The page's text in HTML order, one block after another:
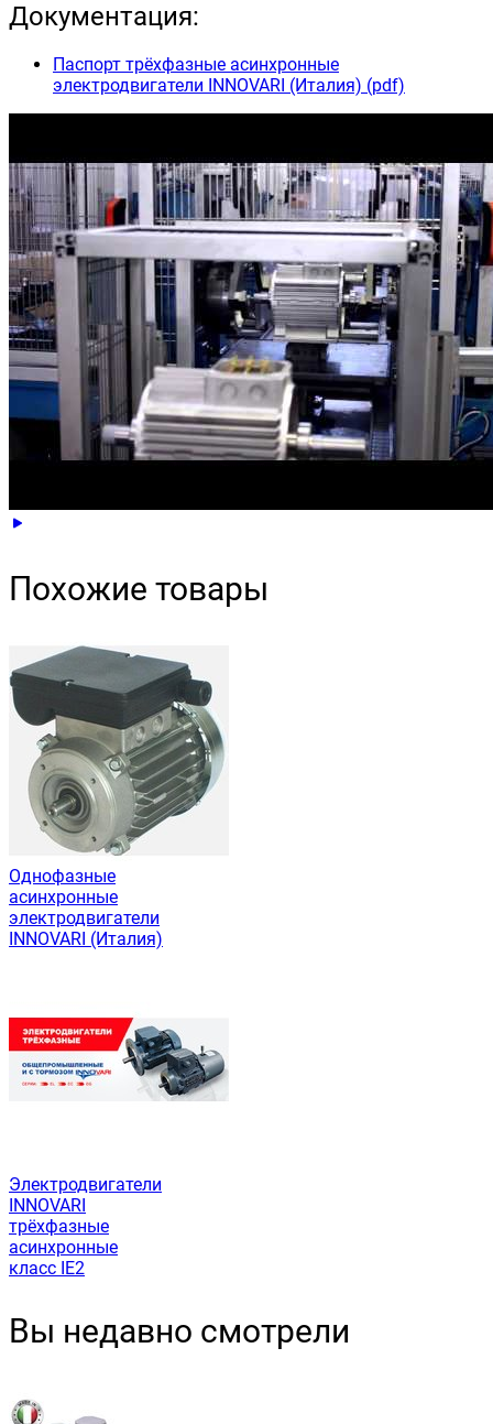
Документация:
Паспорт трёхфазные асинхронные
электродвигатели INNOVARI (Италия) (pdf)
Похожие товары
Однофазные
асинхронные
электродвигатели
INNOVARI (Италия)
Электродвигатели
INNOVARI
трёхфазные
асинхронные
класс IE2
Вы недавно смотрели